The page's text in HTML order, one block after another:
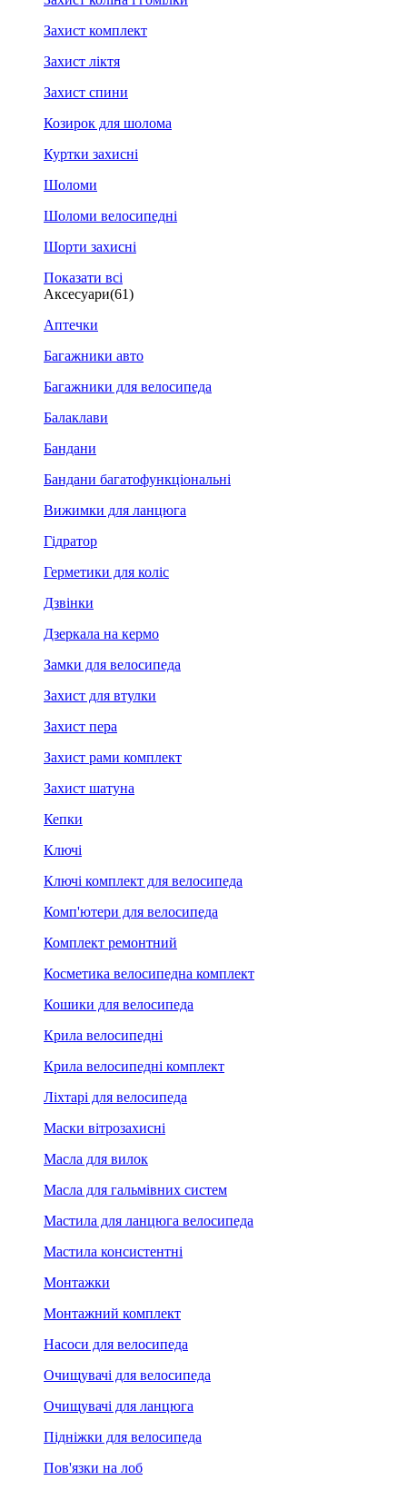
Захист комплект
Захист ліктя
Захист спини
Козирок для шолома
Куртки захисні
Шоломи
Шоломи велосипедні
Шорти захисні
Показати всі
Аксесуари(61)
Аптечки
Багажники авто
Багажники для велосипеда
Балаклави
Бандани
Бандани багатофункціональні
Вижимки для ланцюга
Гідратор
Герметики для коліс
Дзвінки
Дзеркала на кермо
Замки для велосипеда
Захист для втулки
Захист пера
Захист рами комплект
Захист шатуна
Кепки
Ключі
Ключі комплект для велосипеда
Комп'ютери для велосипеда
Комплект ремонтний
Косметика велосипедна комплект
Кошики для велосипеда
Крила велосипедні
Крила велосипедні комплект
Ліхтарі для велосипеда
Маски вітрозахисні
Масла для вилок
Масла для гальмівних систем
Мастила для ланцюга велосипеда
Мастила консистентні
Монтажки
Монтажний комплект
Насоси для велосипеда
Очищувачі для велосипеда
Очищувачі для ланцюга
Підніжки для велосипеда
Пов'язки на лоб